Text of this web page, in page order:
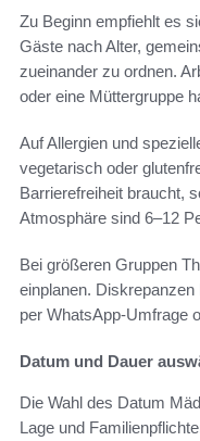
Zu Beginn empfiehlt es
Gäste nach Alter,
zueinander zu ordnen.
oder eine Müttergruppe
Auf Allergien und
vegetarisch oder
Barrierefreiheit braucht,
Atmosphäre sind 6–12
Bei größeren Gruppen
einplanen.
per WhatsApp-Umfrage
Datum und Dauer
Die Wahl des Datum
Lage und